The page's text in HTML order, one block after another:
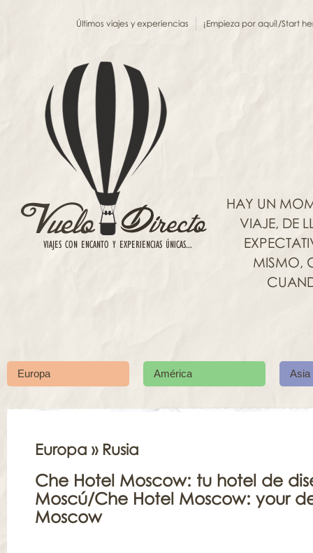
Últimos viajes y experiencias ¡Empieza por aquí!/Start
HAY UN
VIAJE, DE
MISMO,
Europa América Asia
Europa » Rusia
Che Hotel Moscow: tu hotel de
Moscú/Che Hotel Moscow: your
Moscow